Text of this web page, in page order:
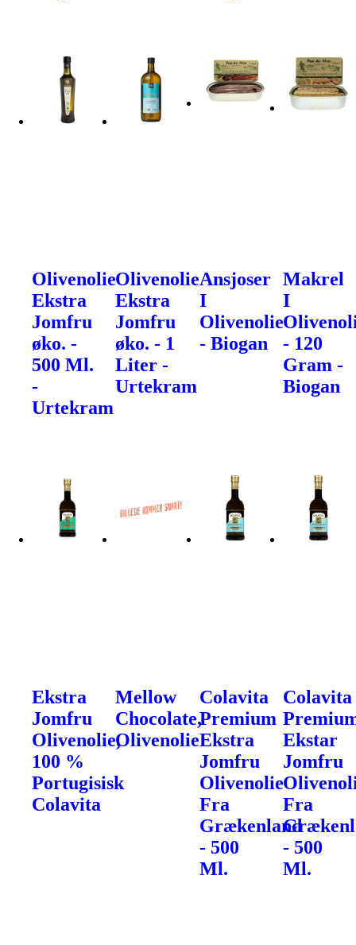
Olivenolie
Ekstra
Jomfru
øko. -
500 Ml.
-
Urtekram
Olivenolie
Ekstra
Jomfru
øko. - 1
Liter -
Urtekram
Ansjoser
I
Olivenolie
- Biogan
Makrel
I
- 120
Gram -
Biogan
Ekstra
Jomfru
Olivenolie,
100 %
Portugisisk
Colavita
Mellow
Chocolate,
Olivenolie
Colavita
Premium
Ekstra
Jomfru
Olivenolie
Fra
Grækenland
- 500
Ml.
Colavita
Ekstar
Jomfru
Fra
- 500
Ml.